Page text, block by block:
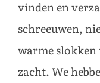
vinden en
schreeuwen,
warme slokken
zacht. We